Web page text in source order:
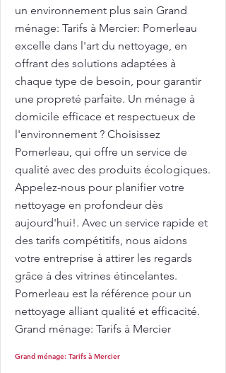
un environnement plus sain Grand
ménage: Tarifs à Mercier: Pomerleau
excelle dans l'art du nettoyage, en
offrant des solutions adaptées à
chaque type de besoin, pour garantir
une propreté parfaite. Un ménage à
domicile efficace et respectueux de
l'environnement ? Choisissez
Pomerleau, qui offre un service de
qualité avec des produits écologiques.
Appelez-nous pour planifier votre
nettoyage en profondeur dès
aujourd'hui!. Avec un service rapide et
des tarifs compétitifs, nous aidons
votre entreprise à attirer les regards
grâce à des vitrines étincelantes.
Pomerleau est la référence pour un
nettoyage alliant qualité et efficacité.
Grand ménage: Tarifs à Mercier
Grand ménage: Tarifs à Mercier